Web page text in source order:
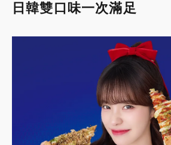
日韓雙口味一次滿足